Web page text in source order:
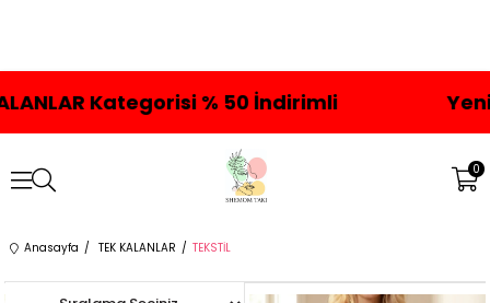
Kategorisi % 50 İndirimli Yeni
0
Anasayfa TEK KALANLAR TEKSTİL